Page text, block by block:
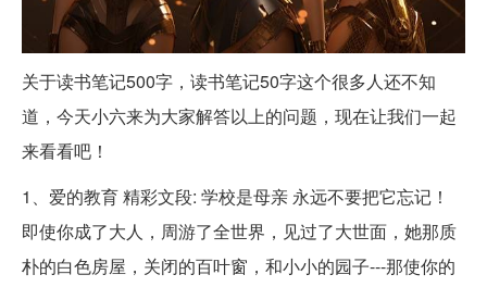
关于读书笔记500字，读书笔记50字这个很多人还不知
道，今天小六来为大家解答以上的问题，现在让我们一起
来看看吧！
1、爱的教育 精彩文段: 学校是母亲 永远不要把它忘记！
即使你成了大人，周游了全世界，见过了大世面，她那质
朴的白色房屋，关闭的百叶窗，和小小的园子---那使你的